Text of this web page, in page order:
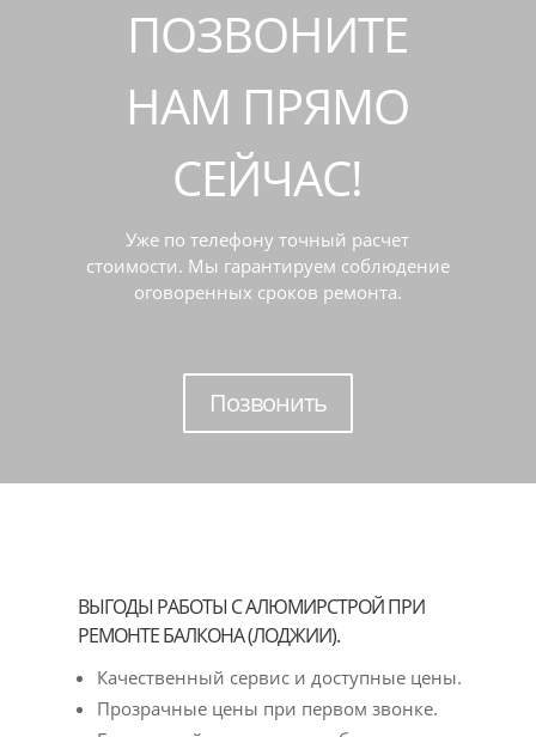
ПОЗВОНИТЕ
НАМ ПРЯМО
СЕЙЧАС!
Уже по телефону точный расчет
стоимости. Мы гарантируем соблюдение
оговоренных сроков ремонта.
Позвонить
ВЫГОДЫ РАБОТЫ С АЛЮМИРСТРОЙ ПРИ
РЕМОНТЕ БАЛКОНА (ЛОДЖИИ).
Качественный сервис и доступные цены.
Прозрачные цены при первом звонке.